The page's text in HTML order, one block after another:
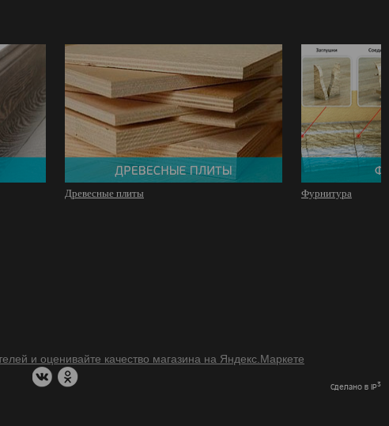
Древесные плиты Фурнитура
Сделано в IP3